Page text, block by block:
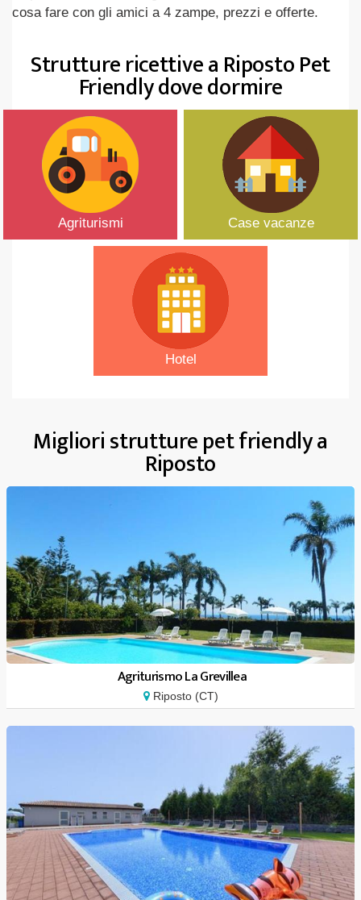
cosa fare con gli amici a 4 zampe, prezzi e offerte.
Strutture ricettive a Riposto Pet
Friendly dove dormire
Agriturismi Case vacanze
Hotel
Migliori strutture pet friendly a
Riposto
Agriturismo La Grevillea
Riposto (CT)